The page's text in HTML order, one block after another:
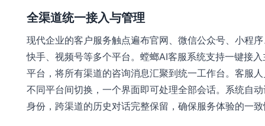
全渠道统一接入与管理
现代企业的客户服务触点遍布官网、微信公众号、小程
快手、视频号等多个平台。螳螂AI客服系统支持一键接
平台，将所有渠道的咨询消息汇聚到统一工作台。客服
不同平台间切换，一个界面即可处理全部会话。系统自
身份，跨渠道的历史对话完整保留，确保服务体验的一